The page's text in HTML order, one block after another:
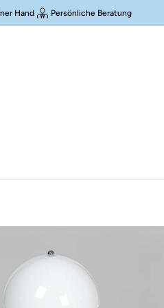
Hand Persönliche Beratung